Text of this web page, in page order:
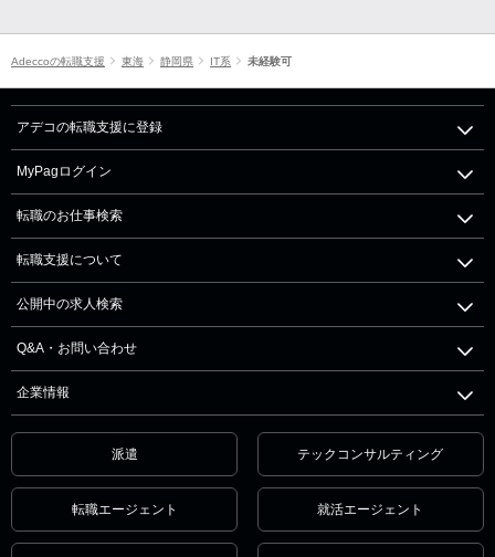
Adeccoの転職支援 東海 静岡県 IT系 未経験可
アデコの転職支援に登録
MyPagログイン
転職のお仕事検索
転職支援について
公開中の求人検索
Q&A・お問い合わせ
企業情報
派遣 テックコンサルティング
転職エージェント 就活エージェント